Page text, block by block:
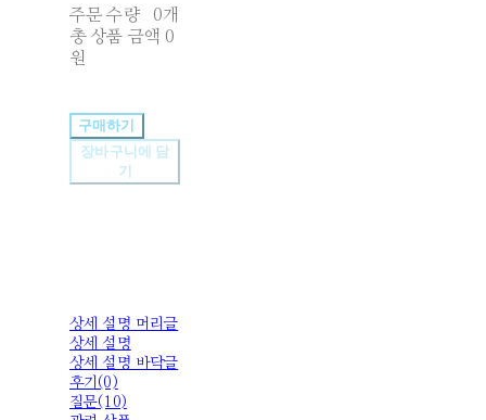
주문 수량
0개
총 상품 금액 0
원
구매하기
장바구니에 담
기
상세 설명 머리글
상세 설명
상세 설명 바닥글
후기(0)
질문(10)